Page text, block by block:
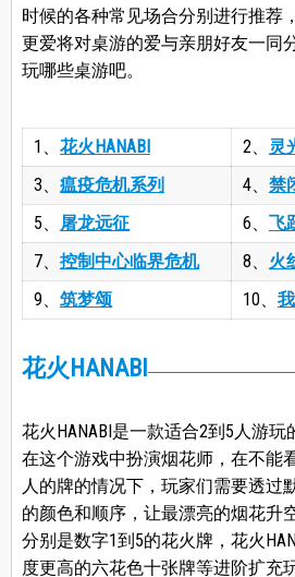
时候的各种常见场合分别进行推荐
更爱将对桌游的爱与亲朋好友一同
玩哪些桌游吧。
1、 花火HANABI 2、
灵
3、 瘟疫危机系列 4、 禁
5、 屠龙远征 6、 飞
7、 控制中心临界危机 8、 火
9、 筑梦颂 10、
花火HANABI
花火HANABI是一款适合2到5人游
在这个游戏中扮演烟花师，在不能
人的牌的情况下，玩家们需要透过
的颜色和顺序，让最漂亮的烟花升
分别是数字1到5的花火牌，花火
度更高的六花色十张牌等进阶扩充